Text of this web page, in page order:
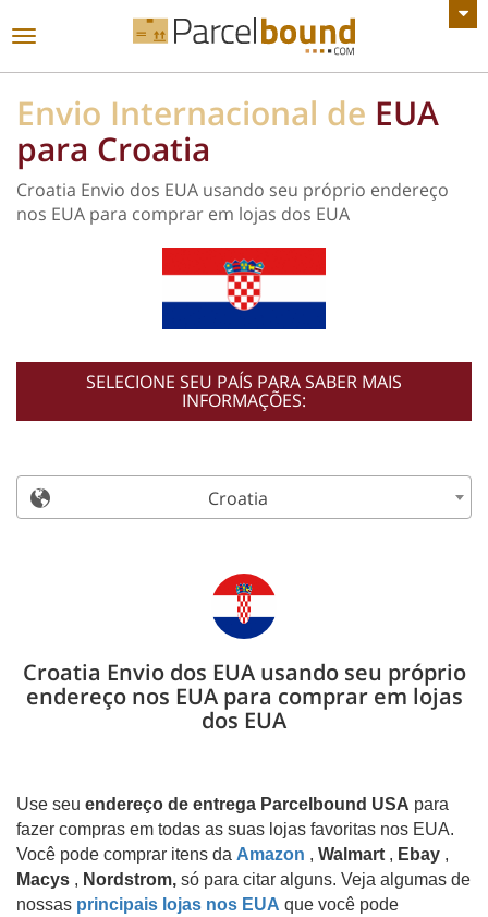
VER TODOS OS ANÚNCIOS
Alternar
Envio Internacional de EUA
para Croatia
Croatia Envio dos EUA usando seu próprio endereço
nos EUA para comprar em lojas dos EUA
SELECIONE SEU PAÍS PARA SABER MAIS
INFORMAÇÕES:
Croatia
Croatia Envio dos EUA usando seu próprio
endereço nos EUA para comprar em lojas
dos EUA
Use seu endereço de entrega Parcelbound USA para
fazer compras em todas as suas lojas favoritas nos EUA.
Você pode comprar itens da Amazon , Walmart , Ebay ,
Macys , Nordstrom, só para citar alguns. Veja algumas de
nossas principais lojas nos EUA que você pode